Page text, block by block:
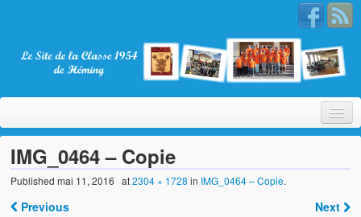
Bienvenue
IMG_0464 – Copie
Publishedmai 11, 2016 at2304 × 1728 in IMG_0464 – Copie.
Previous Next